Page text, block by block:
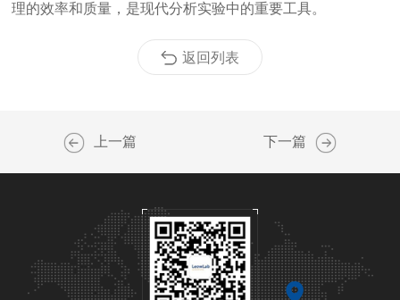
理的效率和质量，是现代分析实验中的重要工具。
返回列表
上一篇 下一篇